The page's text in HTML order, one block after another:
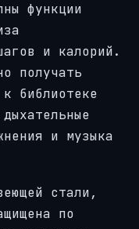
функции
и калорий.
получать
библиотеке
и музыка
стали,
по